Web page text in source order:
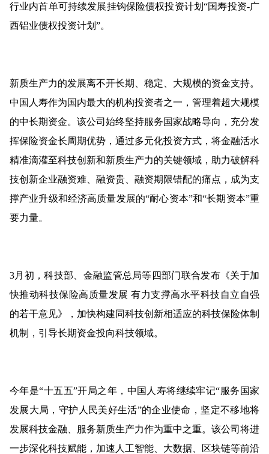
行业内首单可持续发展挂钩保险债权投资计划“国寿投资-广
西铝业债权投资计划”。
新质生产力的发展离不开长期、稳定、大规模的资金支持。
中国人寿作为国内最大的机构投资者之一，管理着超大规模
的中长期资金。该公司始终坚持服务国家战略导向，充分发
挥保险资金长周期优势，通过多元化投资方式，将金融活水
精准滴灌至科技创新和新质生产力的关键领域，助力破解科
技创新企业融资难、融资贵、融资期限错配的痛点，成为支
撑产业升级和经济高质量发展的“耐心资本”和“长期资本”重
要力量。
3月初，科技部、金融监管总局等四部门联合发布《关于加
快推动科技保险高质量发展 有力支撑高水平科技自立自强
的若干意见》，加快构建同科技创新相适应的科技保险体制
机制，引导长期资金投向科技领域。
今年是“十五五”开局之年，中国人寿将继续牢记“服务国家
发展大局，守护人民美好生活”的企业使命，坚定不移地将
发展科技金融、服务新质生产力作为重中之重。该公司将进
一步深化科技赋能，加速人工智能、大数据、区块链等前沿